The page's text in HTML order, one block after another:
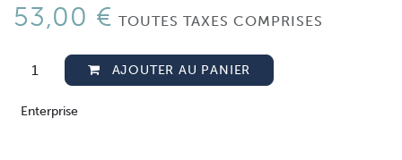
53,00 € TOUTES TAXES COMPRISES
AJOUTER AU PANIER
Enterprise